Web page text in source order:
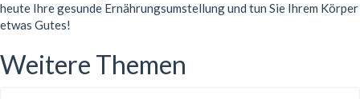
heute Ihre gesunde Ernährungsumstellung und tun Sie Ihrem Körper
etwas Gutes!
Weitere Themen